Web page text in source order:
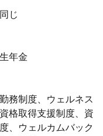
年金
務制度、ウェルネス
格取得支援制度、資
、ウェルカムバック